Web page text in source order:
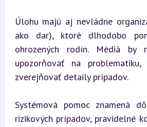
Úlohu majú aj nevládne
ako dar), ktoré dlhodobo
ohrozených rodín. Médiá by
upozorňovať na
zverejňovať detaily prípadov.
Systémová pomoc znamená
rizikových prípadov, pravidelné